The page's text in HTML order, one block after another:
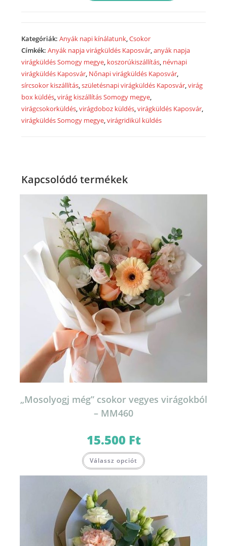
20
szálas
-
Rose
bunch
from
20
mennyiség
Kategóriák:Anyák napi kínálatunk,Csokor
Címkék:Anyák napja virágküldés Kaposvár,anyák napja
virágküldés Somogy megye, koszorúkiszállítás, névnapi
virágküldés Kaposvár, Nőnapi virágküldés Kaposvár,
sírcsokor kiszállítás,születésnapi virágküldés Kaposvár,virág
box küldés,virág kiszállítás Somogy megye,
virágcsokorküldés,virágdoboz küldés,virágküldés Kaposvár,
virágküldés Somogy megye,virágridikül küldés
Kapcsolódó termékek
„Mosolyogj még” csokor vegyes virágokból
– MM460
15.500 Ft
Válassz opciót